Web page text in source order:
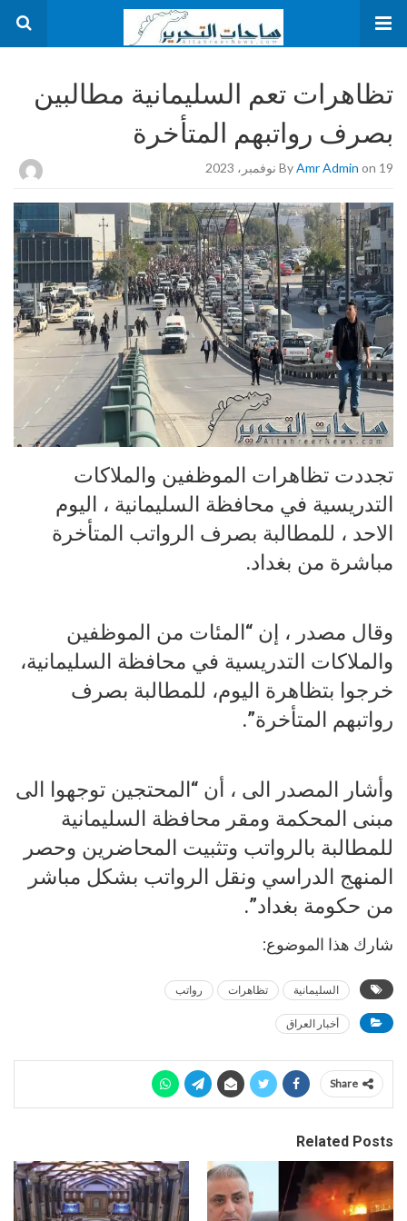
تظاهرات تعم السليمانية مطالبين
بصرف رواتبهم المتأخرة
ByAmr Admin on 19 نوفمبر، 2023
تجددت تظاهرات الموظفين والملاكات
التدريسية في محافظة السليمانية ، اليوم
الاحد ، للمطالبة بصرف الرواتب المتأخرة
مباشرة من بغداد.
وقال مصدر ، إن “المئات من الموظفين
والملاكات التدريسية في محافظة السليمانية،
خرجوا بتظاهرة اليوم، للمطالبة بصرف
رواتبهم المتأخرة”.
وأشار المصدر الى ، أن “المحتجين توجهوا الى
مبنى المحكمة ومقر محافظة السليمانية
للمطالبة بالرواتب وتثبيت المحاضرين وحصر
المنهج الدراسي ونقل الرواتب بشكل مباشر
من حكومة بغداد”.
شارك هذا الموضوع:
السليمانية تظاهرات رواتب
أخبار العراق
Share
Related Posts